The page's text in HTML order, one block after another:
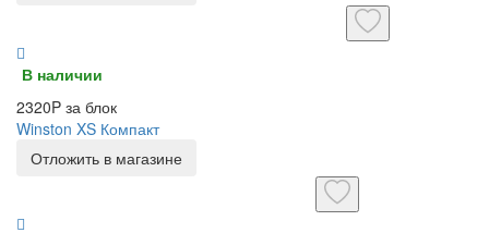
В наличии
2320P за блок
Winston XS Компакт
Отложить в магазине